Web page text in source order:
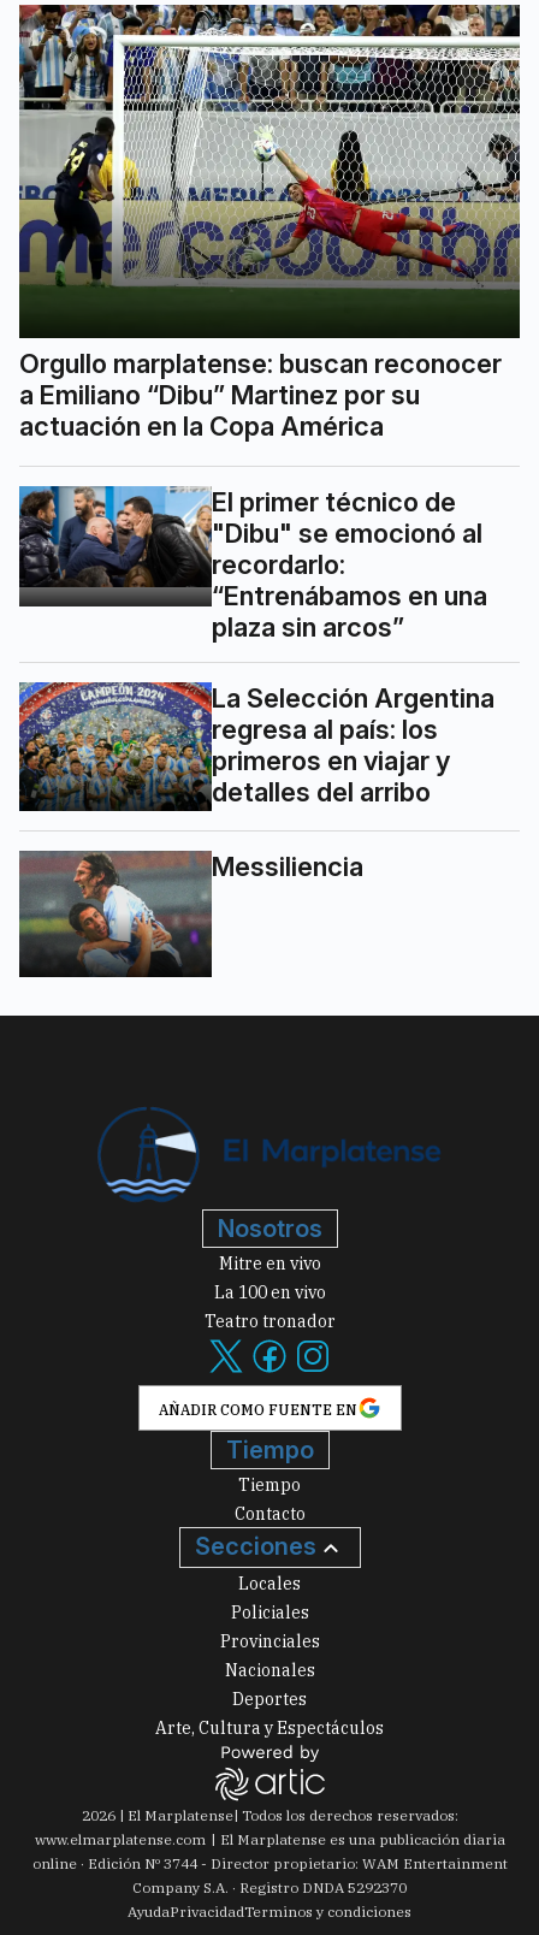
Orgullo marplatense: buscan reconocer
a Emiliano “Dibu” Martinez por su
actuación en la Copa América
El primer técnico de
"Dibu" se emocionó al
recordarlo:
“Entrenábamos en una
plaza sin arcos”
La Selección Argentina
regresa al país: los
primeros en viajar y
detalles del arribo
Messiliencia
Nosotros
Mitre en vivo
La 100 en vivo
Teatro tronador
AÑADIR COMO FUENTE EN
Tiempo
Tiempo
Contacto
Secciones
Locales
Policiales
Provinciales
Nacionales
Deportes
Arte, Cultura y Espectáculos
2026| El Marplatense| Todos los derechos reservados:
www.elmarplatense.com
El Marplatense es una publicación diaria
online · Edición Nº 3744- Director propietario: WAM Entertainment
Company S.A. · Registro DNDA 5292370
AyudaPrivacidadTerminos y condiciones